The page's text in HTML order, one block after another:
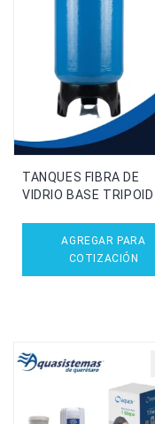
TANQUES FIBRA DE
VIDRIO BASE TRIPOID
AGREGAR PARA
COTIZACIÓN